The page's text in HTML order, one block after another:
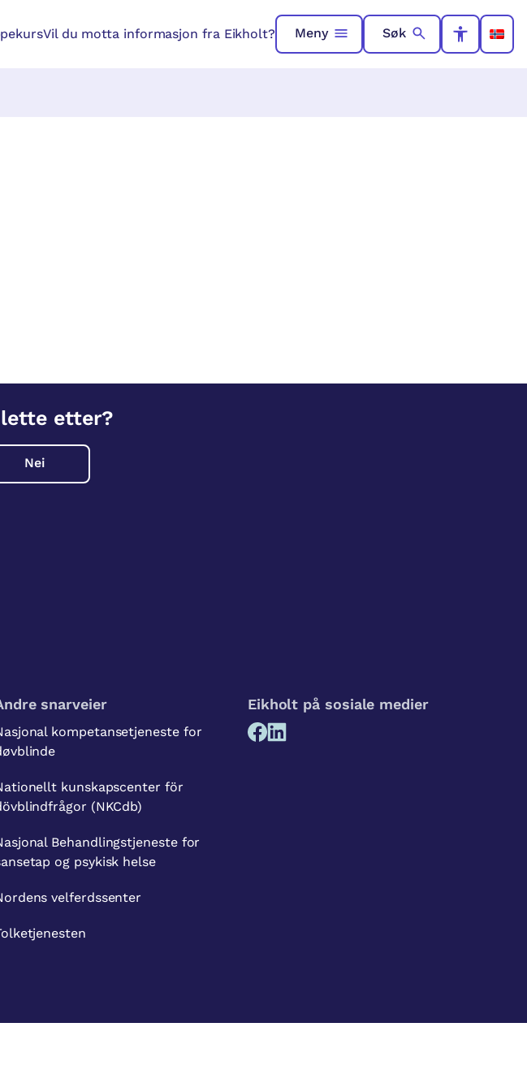
Vil du motta informasjon fra Eikholt? Meny Søk
etter?
Nei
snarveier
kompetansetjeneste for
kunskapscenter för
(NKCdb)
Behandlingstjeneste for
og psykisk helse
velferdssenter
Eikholt på sosiale medier